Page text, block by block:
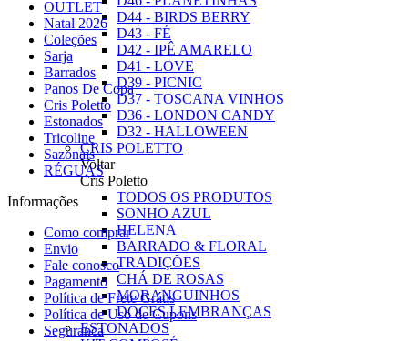
D44 - BIRDS BERRY
D43 - FÉ
D42 - IPÊ AMARELO
D41 - LOVE
D39 - PICNIC
D37 - TOSCANA VINHOS
D36 - LONDON CANDY
D32 - HALLOWEEN
CRIS POLETTO
Voltar
Cris Poletto
TODOS OS PRODUTOS
SONHO AZUL
HELENA
BARRADO & FLORAL
TRADIÇÕES
CHÁ DE ROSAS
MORANGUINHOS
DOCES LEMBRANÇAS
ESTONADOS
OUTLET
Natal 2026
Coleções
Sarja
Barrados
Panos De Copa
Cris Poletto
Estonados
Tricoline
Sazonais
RÉGUAS
Informações
Como comprar
Envio
Fale conosco
Pagamento
Política de Frete Grátis
Política de Uso de Cupons
Seguranca